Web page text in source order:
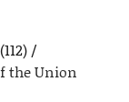
(112)
the Union